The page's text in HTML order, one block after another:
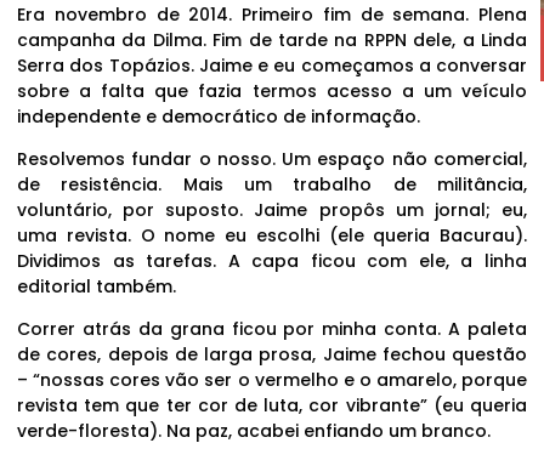
Era novembro de 2014. Primeiro fim de semana. Plena
campanha da Dilma. Fim de tarde na RPPN dele, a Linda
Serra dos Topázios. Jaime e eu começamos a conversar
sobre a falta que fazia termos acesso a um veículo
independente e democrático de informação.
Resolvemos fundar o nosso. Um espaço não comercial,
de resistência. Mais um trabalho de militância,
voluntário, por suposto. Jaime propôs um jornal; eu,
uma revista. O nome eu escolhi (ele queria Bacurau).
Dividimos as tarefas. A capa ficou com ele, a linha
editorial também.
Correr atrás da grana ficou por minha conta. A paleta
de cores, depois de larga prosa, Jaime fechou questão
– “nossas cores vão ser o vermelho e o amarelo, porque
revista tem que ter cor de luta, cor vibrante” (eu queria
verde-floresta). Na paz, acabei enfiando um branco.